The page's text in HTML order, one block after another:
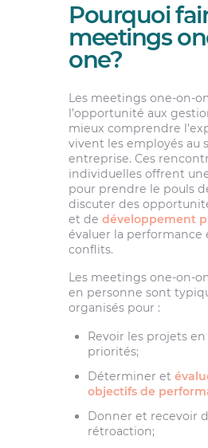
Pourquoi
meetings
one?
Les meetings one-on-
l’opportunité aux
mieux comprendre
vivent les employés au
entreprise. Ces
individuelles offrent
pour prendre le pouls
discuter des
et de développement
évaluer la performance
conflits.
Les meetings one-on-
en personne sont
organisés pour :
Revoir les projets
priorités;
Déterminer et
objectifs de
Donner et recevoir
rétroaction;